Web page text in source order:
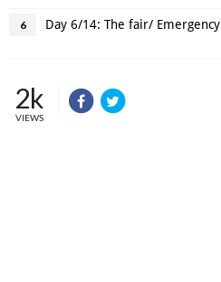
6 Day 6/14: The fair/ Emergency
2k
VIEWS